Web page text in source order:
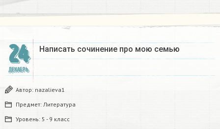
24
ДЕКАБРЬ
Написать сочинение про мою семью ​
Автор: nazalieva1
Предмет: Литература
Уровень: 5 - 9 класс